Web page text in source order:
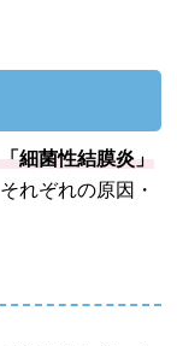
細菌性結膜炎」
れぞれの原因・